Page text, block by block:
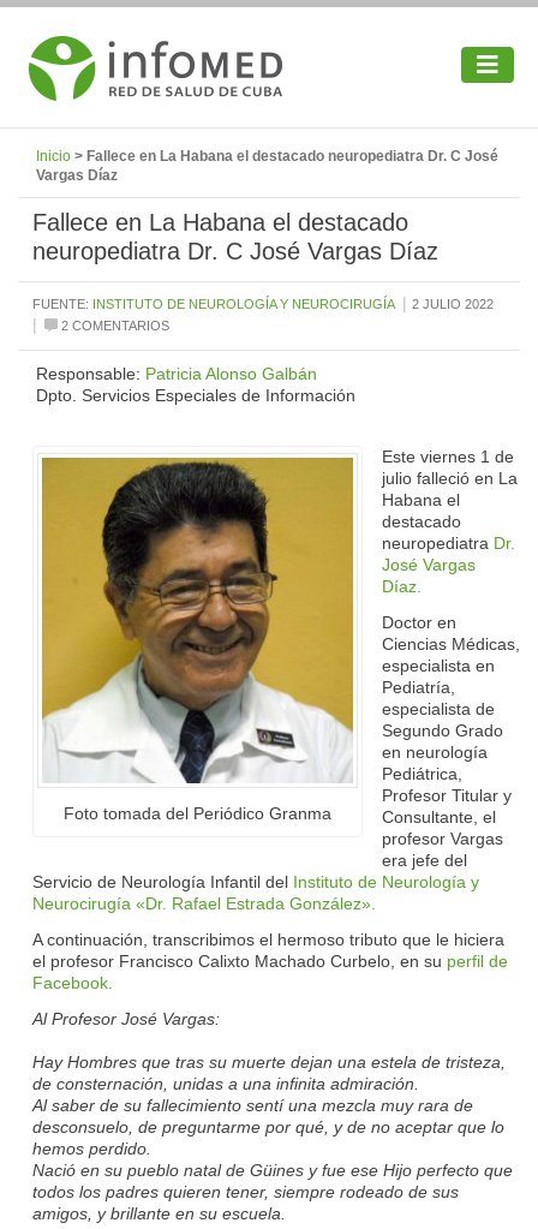
Inicio > Fallece en La Habana el destacado neuropediatra Dr. C José
Vargas Díaz
Fallece en La Habana el destacado
neuropediatra Dr. C José Vargas Díaz
FUENTE: INSTITUTO DE NEUROLOGÍA Y NEUROCIRUGÍA | 2 JULIO 2022
| 2 COMENTARIOS
Responsable: Patricia Alonso Galbán
Dpto. Servicios Especiales de Información
Foto tomada del Periódico Granma
Este viernes 1 de
julio falleció en La
Habana el
destacado
neuropediatra Dr.
José Vargas
Díaz.
Doctor en
Ciencias Médicas,
especialista en
Pediatría,
especialista de
Segundo Grado
en neurología
Pediátrica,
Profesor Titular y
Consultante, el
profesor Vargas
era jefe del
Servicio de Neurología Infantil del Instituto de Neurología y
Neurocirugía «Dr. Rafael Estrada González».
A continuación, transcribimos el hermoso tributo que le hiciera
el profesor Francisco Calixto Machado Curbelo, en su perfil de
Facebook.
Al Profesor José Vargas:
Hay Hombres que tras su muerte dejan una estela de tristeza,
de consternación, unidas a una infinita admiración.
Al saber de su fallecimiento sentí una mezcla muy rara de
desconsuelo, de preguntarme por qué, y de no aceptar que lo
hemos perdido.
Nació en su pueblo natal de Güines y fue ese Hijo perfecto que
todos los padres quieren tener, siempre rodeado de sus
amigos, y brillante en su escuela.